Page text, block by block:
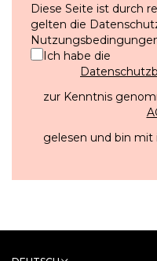
Diese Seite ist durch
gelten die
Ich habe die
zur Kenntnis
gelesen und bin mit